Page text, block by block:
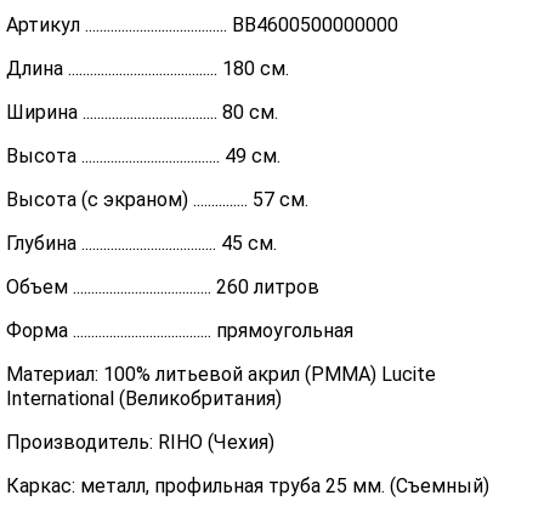
Артикул ....................................... BB4600500000000
Длина ......................................... 180 см.
Ширина ..................................... 80 см.
Высота ...................................... 49 см.
Высота (с экраном) ............... 57 см.
Глубина ..................................... 45 см.
Объем ...................................... 260 литров
Форма ...................................... прямоугольная
Материал: 100% литьевой акрил (PMMA) Lucite
International (Великобритания)
Производитель: RIHO (Чехия)
Каркас: металл, профильная труба 25 мм. (Съемный)